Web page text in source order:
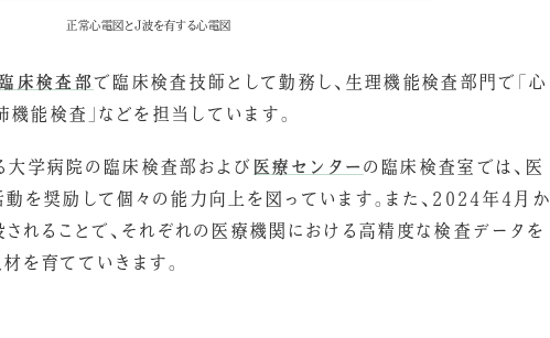
正常心電図とJ波を有する心電図
臨床検査部 で臨床検査技師として勤務し、生理機能検査部門で「心
機能検査｣などを担当しています。
学病院の臨床検査部および 医療センター の臨床検査室では、医
を奨励して個々の能力向上を図っています。また、2024年4月か
されることで、それぞれの医療機関における高精度な検査データを
を育てていきます。